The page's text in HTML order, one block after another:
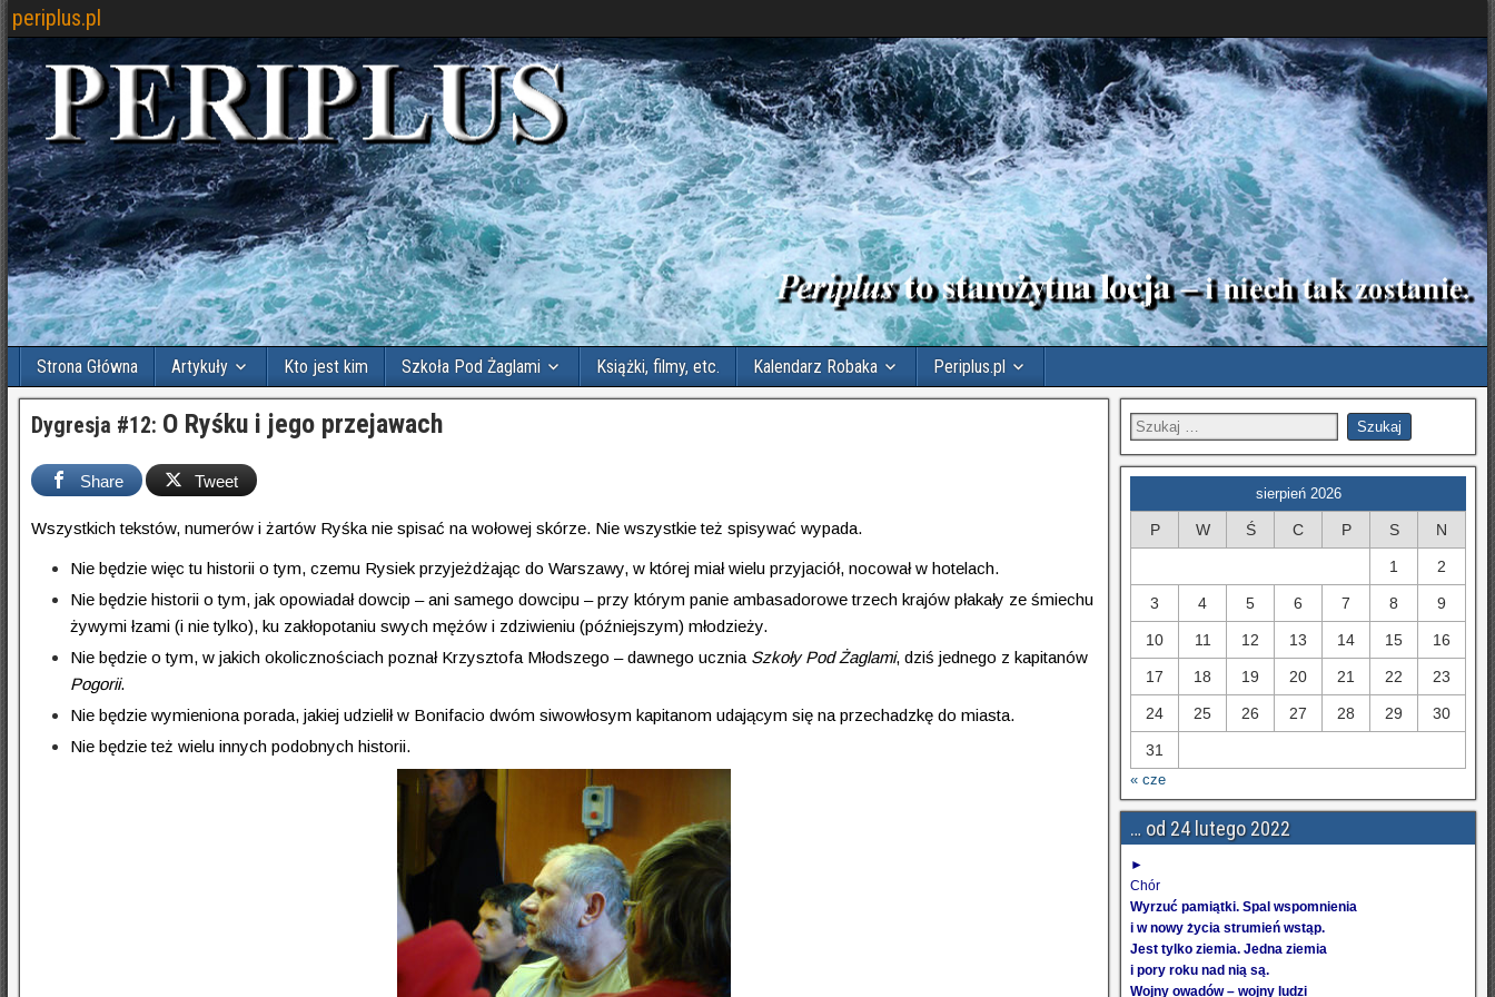
periplus.pl
Strona Główna Artykuły Kto jest kim Szkoła Pod Żaglami Książki, filmy, etc. Kalendarz Robaka Periplus.pl
Dygresja #12: O Ryśku i jego przejawach
Share Tweet
Wszystkich tekstów, numerów i żartów Ryśka nie spisać na wołowej skórze. Nie wszystkie też spisywać wypada.
Nie będzie więc tu historii o tym, czemu Rysiek przyjeżdżając do Warszawy, w której miał wielu przyjaciół, nocował w hotelach.
Nie będzie historii o tym, jak opowiadał dowcip – ani samego dowcipu – przy którym panie ambasadorowe trzech krajów płakały ze śmiechu
żywymi łzami (i nie tylko), ku zakłopotaniu swych mężów i zdziwieniu (późniejszym) młodzieży.
Nie będzie o tym, w jakich okolicznościach poznał Krzysztofa Młodszego – dawnego ucznia Szkoły Pod Żaglami, dziś jednego z kapitanów
Pogorii.
Nie będzie wymieniona porada, jakiej udzielił w Bonifacio dwóm siwowłosym kapitanom udającym się na przechadzkę do miasta.
Nie będzie też wielu innych podobnych historii.
sierpień 2026
P W Ś C P S N
1 2
3 4 5 6 7 8 9
10 11 12 13 14 15 16
17 18 19 20 21 22 23
24 25 26 27 28 29 30
31
« cze
… od 24 lutego 2022
►
Chór
Wyrzuć pamiątki. Spal wspomnienia
i w nowy życia strumień wstąp.
Jest tylko ziemia. Jedna ziemia
i pory roku nad nią są.
Wojny owadów – wojny ludzi